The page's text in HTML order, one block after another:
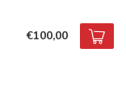
€100,00